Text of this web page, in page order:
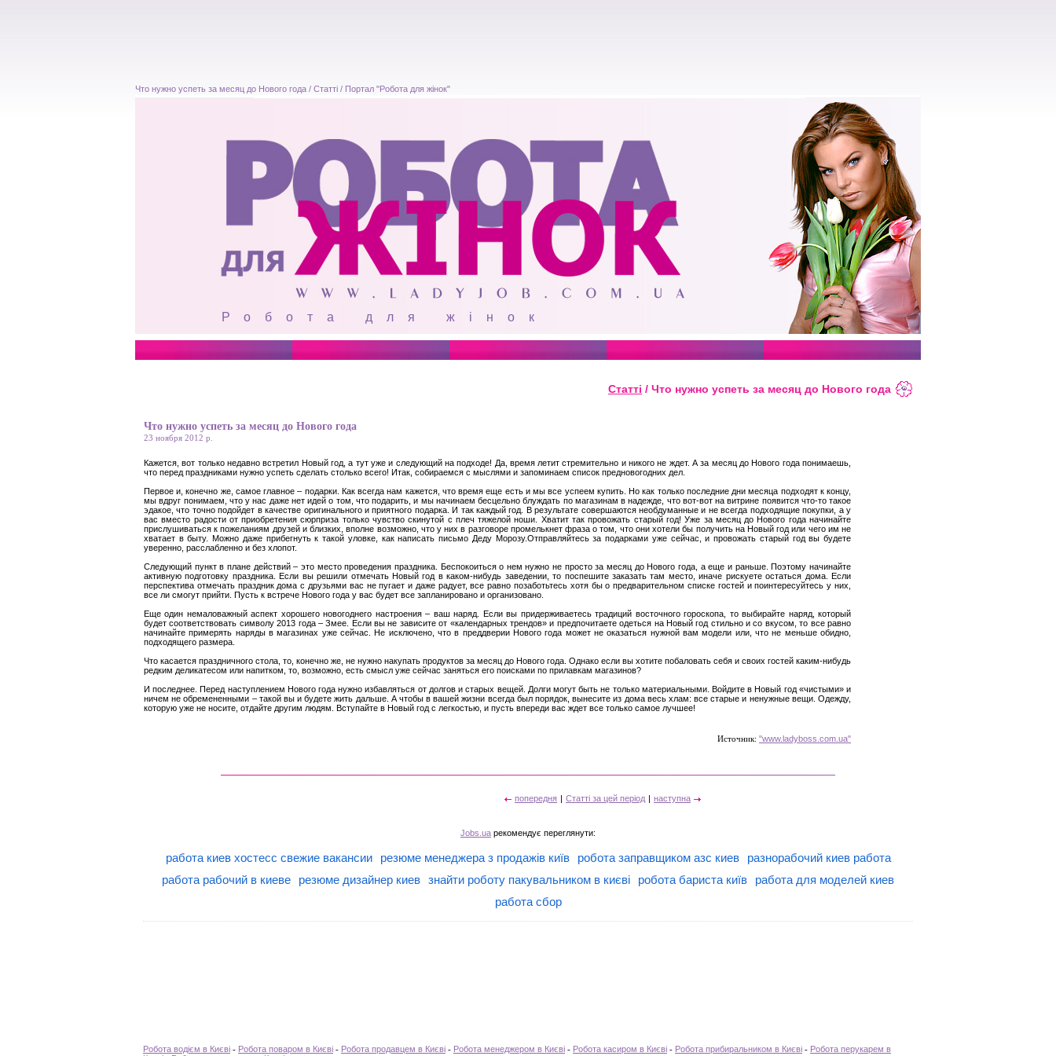
Что нужно успеть за месяц до Нового года / Статті / Портал "Робота для жінок"
Робота для жінок
Статті / Что нужно успеть за месяц до Нового года
Что нужно успеть за месяц до Нового года
23 ноября 2012 р.
Кажется, вот только недавно встретил Новый год, а тут уже и следующий на подходе! Да, время летит стремительно и никого не ждет. А за месяц до Нового года понимаешь,
что перед праздниками нужно успеть сделать столько всего! Итак, собираемся с мыслями и запоминаем список предновогодних дел.
Первое и, конечно же, самое главное – подарки. Как всегда нам кажется, что время еще есть и мы все успеем купить. Но как только последние дни месяца подходят к концу,
мы вдруг понимаем, что у нас даже нет идей о том, что подарить, и мы начинаем бесцельно блуждать по магазинам в надежде, что вот-вот на витрине появится что-то такое
эдакое, что точно подойдет в качестве оригинального и приятного подарка. И так каждый год. В результате совершаются необдуманные и не всегда подходящие покупки, а у
вас вместо радости от приобретения сюрприза только чувство скинутой с плеч тяжелой ноши. Хватит так провожать старый год! Уже за месяц до Нового года начинайте
прислушиваться к пожеланиям друзей и близких, вполне возможно, что у них в разговоре промелькнет фраза о том, что они хотели бы получить на Новый год или чего им не
хватает в быту. Можно даже прибегнуть к такой уловке, как написать письмо Деду Морозу.Отправляйтесь за подарками уже сейчас, и провожать старый год вы будете
уверенно, расслабленно и без хлопот.
Следующий пункт в плане действий – это место проведения праздника. Беспокоиться о нем нужно не просто за месяц до Нового года, а еще и раньше. Поэтому начинайте
активную подготовку праздника. Если вы решили отмечать Новый год в каком-нибудь заведении, то поспешите заказать там место, иначе рискуете остаться дома. Если
перспектива отмечать праздник дома с друзьями вас не пугает и даже радует, все равно позаботьтесь хотя бы о предварительном списке гостей и поинтересуйтесь у них,
все ли смогут прийти. Пусть к встрече Нового года у вас будет все запланировано и организовано.
Еще один немаловажный аспект хорошего новогоднего настроения – ваш наряд. Если вы придерживаетесь традиций восточного гороскопа, то выбирайте наряд, который
будет соответствовать символу 2013 года – Змее. Если вы не зависите от «календарных трендов» и предпочитаете одеться на Новый год стильно и со вкусом, то все равно
начинайте примерять наряды в магазинах уже сейчас. Не исключено, что в преддверии Нового года может не оказаться нужной вам модели или, что не меньше обидно,
подходящего размера.
Что касается праздничного стола, то, конечно же, не нужно накупать продуктов за месяц до Нового года. Однако если вы хотите побаловать себя и своих гостей каким-нибудь
редким деликатесом или напитком, то, возможно, есть смысл уже сейчас заняться его поисками по прилавкам магазинов?
И последнее. Перед наступлением Нового года нужно избавляться от долгов и старых вещей. Долги могут быть не только материальными. Войдите в Новый год «чистыми» и
ничем не обремененными – такой вы и будете жить дальше. А чтобы в вашей жизни всегда был порядок, вынесите из дома весь хлам: все старые и ненужные вещи. Одежду,
которую уже не носите, отдайте другим людям. Вступайте в Новый год с легкостью, и пусть впереди вас ждет все только самое лучшее!
Источник: "www.ladyboss.com.ua"
наступна
|
Статті за цей період
|
попередня
Jobs.ua рекомендує переглянути:
работа киев хостесс свежие вакансии резюме менеджера з продажів київ робота заправщиком азс киев
разнорабочий киев работа
работа рабочий в киеве
резюме дизайнер киев знайти роботу пакувальником в києві робота бариста київ
работа для моделей киев
работа сбор
Робота водієм в Києві - Робота поваром в Києві - Робота продавцем в Києві - Робота менеджером в Києві - Робота касиром в Києві - Робота прибиральником в Києві - Робота перукарем в